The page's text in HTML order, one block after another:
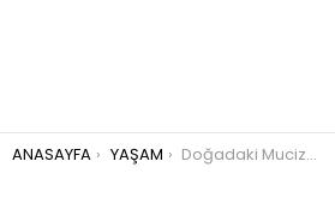
You are here:
ANASAYFA YAŞAM Doğadaki Mucize Bitkiler